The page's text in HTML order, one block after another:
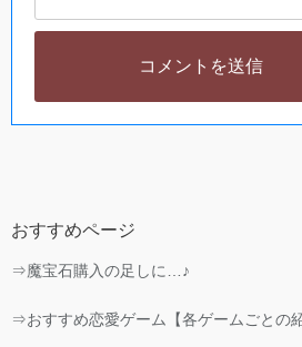
おすすめページ
⇒魔宝石購入の足しに…♪
⇒おすすめ恋愛ゲーム【各ゲームごとの紹